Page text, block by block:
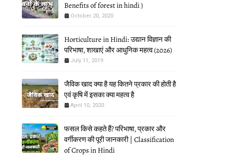
Benefits of forest in hindi )
October 20, 2020
Horticulture in Hindi: उद्यान विज्ञान की
परिभाषा, शाखाएं और आधुनिक महत्व (2026)
July 11, 2019
जैविक खाद क्या है यह कितने प्रकार की होती है
एवं कृषि में इसका क्या महत्व है
April 10, 2020
फसल किसे कहते हैं? परिभाषा, प्रकार और
वर्गीकरण की पूरी जानकारी | Classification
of Crops in Hindi